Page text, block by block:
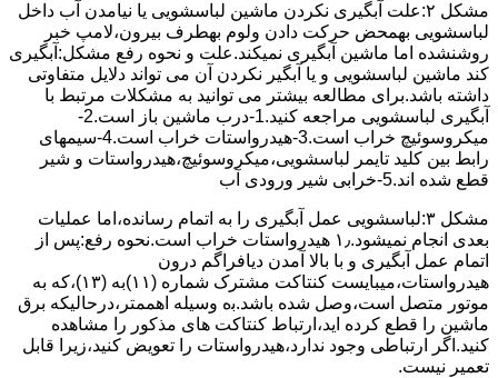
مشکل ۲:علت آبگیری نکردن ماشین لباسشویی یا نیامدن آب داخل
لباسشویی بهمحض ﺣﺮﮐﺖ دادن وﻟﻮم بهطرف ﺑﯿﺮون،ﻻﻣﭗ ﺧﺒﺮ
روشنشده اﻣﺎ ﻣﺎﺷﯿﻦ آﺑﮕﯿﺮی نمیکند.ﻋﻠﺖ و نحوه رﻓﻊ مشکل:آبگیری
کند ماشین لباسشویی و یا آبگیر نکردن آن می تواند دلایل متفاوتی
داشته باشد.برای مطالعه بیشتر می توانید به مشکلات مرتبط با
آبگیری لباسشویی مراجعه کنید.1-درب ﻣﺎﺷﯿﻦ ﺑﺎز اﺳﺖ.2-
ﻣﯿﮑﺮوﺳﻮﺋﯿﭻ ﺧﺮاب اﺳﺖ.3-ﻫﯿﺪرواﺳﺘﺎت ﺧﺮاب اﺳﺖ.4-سیمهای
راﺑﻂ ﺑﯿﻦ ﮐﻠﯿﺪ ﺗﺎﯾﻤﺮ لباسشویی،ﻣﯿﮑﺮوﺳﻮﺋﯿﭻ،ﻫﯿﺪرواﺳﺘﺎت و ﺷﯿﺮ
ﻗﻄﻊ ﺷﺪه اند.5-خرابی شیر ورودی آب
مشکل ۳:لباسشویی ﻋﻤﻞ آﺑﮕﯿﺮی را ﺑﻪ اﺗﻤﺎم رﺳﺎﻧﺪه،اﻣﺎ ﻋﻤﻠﯿﺎت
ﺑﻌﺪی اﻧﺠﺎم نمیشود.۱٫ ﻫﯿﺪرواﺳﺘﺎت ﺧﺮاب اﺳﺖ.نحوه رﻓﻊ:ﭘﺲ از
اﺗﻤﺎم عمل آﺑﮕﯿﺮی و ﺑﺎ ﺑﺎﻻ آﻣﺪن دﯾﺎﻓﺮاﮔﻢ درون
ﻫﯿﺪرواﺳﺘﺎت،میبایست ﮐﻨﺘﺎﮐﺖ ﻣﺸﺘﺮک شماره (۱۱)به (۱۳)،ﮐﻪ ﺑﻪ
ﻣﻮﺗﻮر ﻣﺘﺼﻞ اﺳﺖ،وﺻﻞ ﺷﺪه ﺑﺎﺷﺪ.ﺑه وسیله اهممتر،درحالیکه ﺑﺮق
ﻣﺎﺷﯿﻦ را ﻗﻄﻊ کرده اید،ارﺗﺒﺎط ﮐﻨﺘﺎﮐﺖ ﻫﺎی ﻣﺬﮐﻮر را ﻣﺸﺎﻫﺪه
کنید.اﮔﺮ ارﺗﺒﺎطی وجود ندارد،ﻫﯿﺪرواﺳﺘﺎت را ﺗﻌﻮﯾﺾ ﮐﻨﯿﺪ،زﯾﺮا قابل
ﺗﻌﻤﯿﺮ نیست.